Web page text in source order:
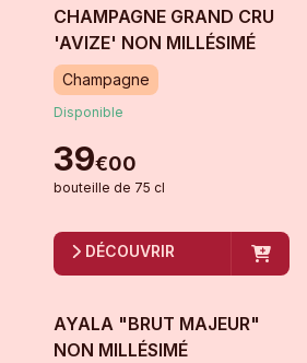
CHAMPAGNE GRAND CRU
'AVIZE' NON MILLÉSIMÉ
Champagne
Disponible
39€00
bouteille de 75 cl
DÉCOUVRIR
AYALA "BRUT MAJEUR"
NON MILLÉSIMÉ